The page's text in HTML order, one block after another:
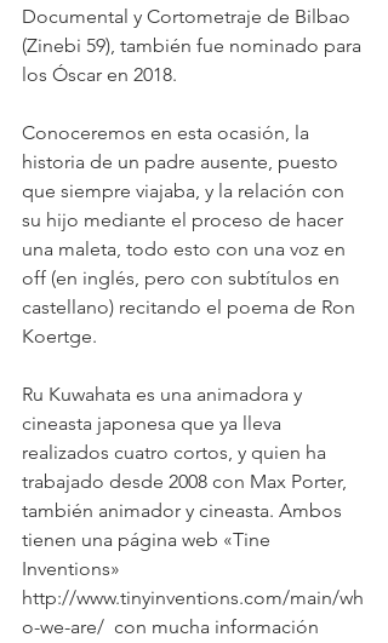
Documental y Cortometraje de Bilbao
(Zinebi 59), también fue nominado para
los Óscar en 2018.
Conoceremos en esta ocasión, la
historia de un padre ausente, puesto
que siempre viajaba, y la relación con
su hijo mediante el proceso de hacer
una maleta, todo esto con una voz en
off (en inglés, pero con subtítulos en
castellano) recitando el poema de Ron
Koertge.
Ru Kuwahata es una animadora y
cineasta japonesa que ya lleva
realizados cuatro cortos, y quien ha
trabajado desde 2008 con Max Porter,
también animador y cineasta. Ambos
tienen una página web «Tine
Inventions»
http://www.tinyinventions.com/main/wh
o-we-are/  con mucha información